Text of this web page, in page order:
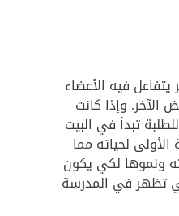
فيه الأعضاء
وإذا كانت
تبدأ في البيت
الأولى لحياته مما
ونموها لكي يكون
تظهر في المدرسة